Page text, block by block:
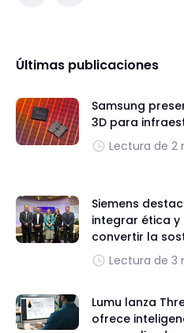
Últimas publicaciones
Samsung
3D para
Lectura de 2
Siemens
integrar ética
convertir la
Lectura de 3
Lumu lanza
ofrece